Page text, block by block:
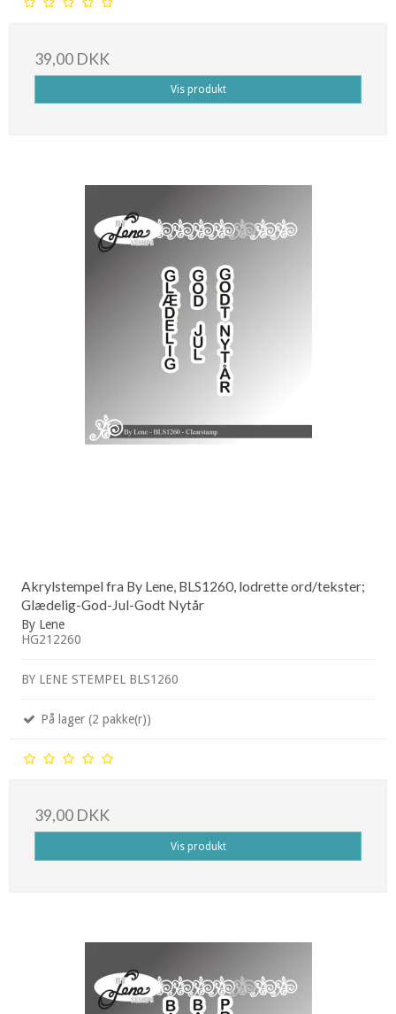
39,00 DKK
Vis produkt
Akrylstempel fra By Lene, BLS1260, lodrette ord/tekster;
Glædelig-God-Jul-Godt Nytår
By Lene
HG212260
BY LENE STEMPEL BLS1260
På lager (2 pakke(r))
39,00 DKK
Vis produkt